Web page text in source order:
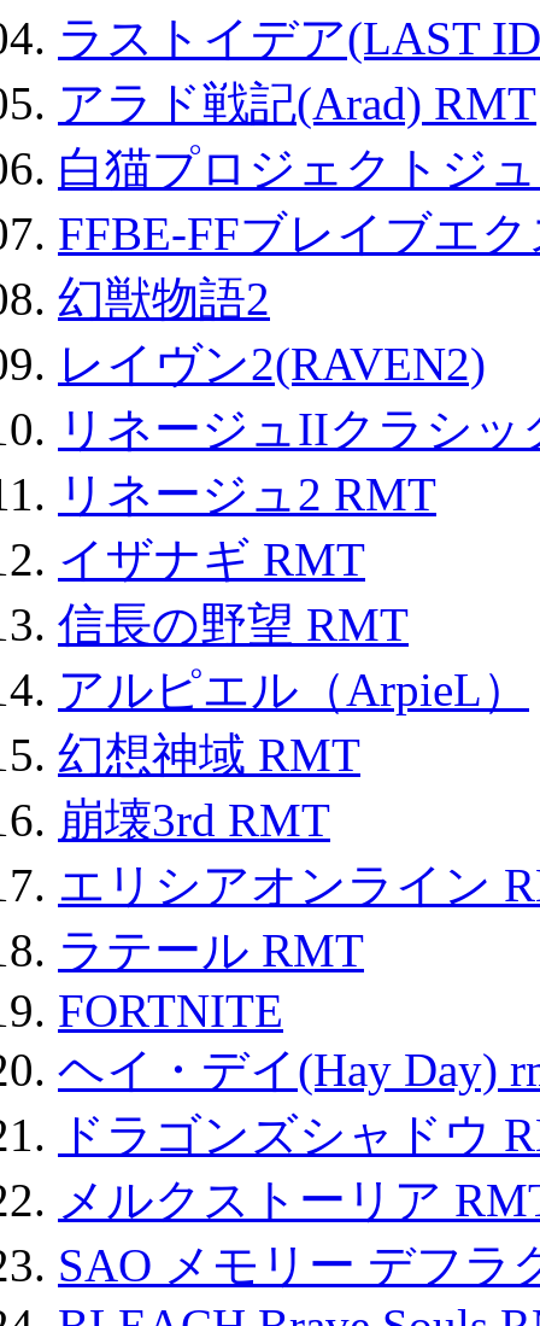
ラストイデア(LAST
アラド戦記(Arad) RMT
白猫プロジェクトジ
FFBE-FFブレイブエ
幻獣物語2
レイヴン2(RAVEN2)
リネージュIIクラシ
リネージュ2 RMT
イザナギ RMT
信長の野望 RMT
アルピエル（ArpieL）
幻想神域 RMT
崩壊3rd RMT
エリシアオンライン
ラテール RMT
FORTNITE
ヘイ・デイ(Hay Day)
ドラゴンズシャドウ
メルクストーリア
SAO メモリー デフラ